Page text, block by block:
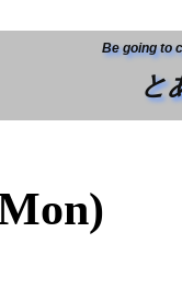
Be going to
と